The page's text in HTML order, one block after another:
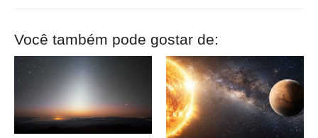
Você também pode gostar de: